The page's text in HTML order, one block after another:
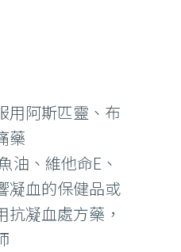
用阿斯匹靈、布
藥
油、維他命E、
凝血的保健品或
抗凝血處方藥，